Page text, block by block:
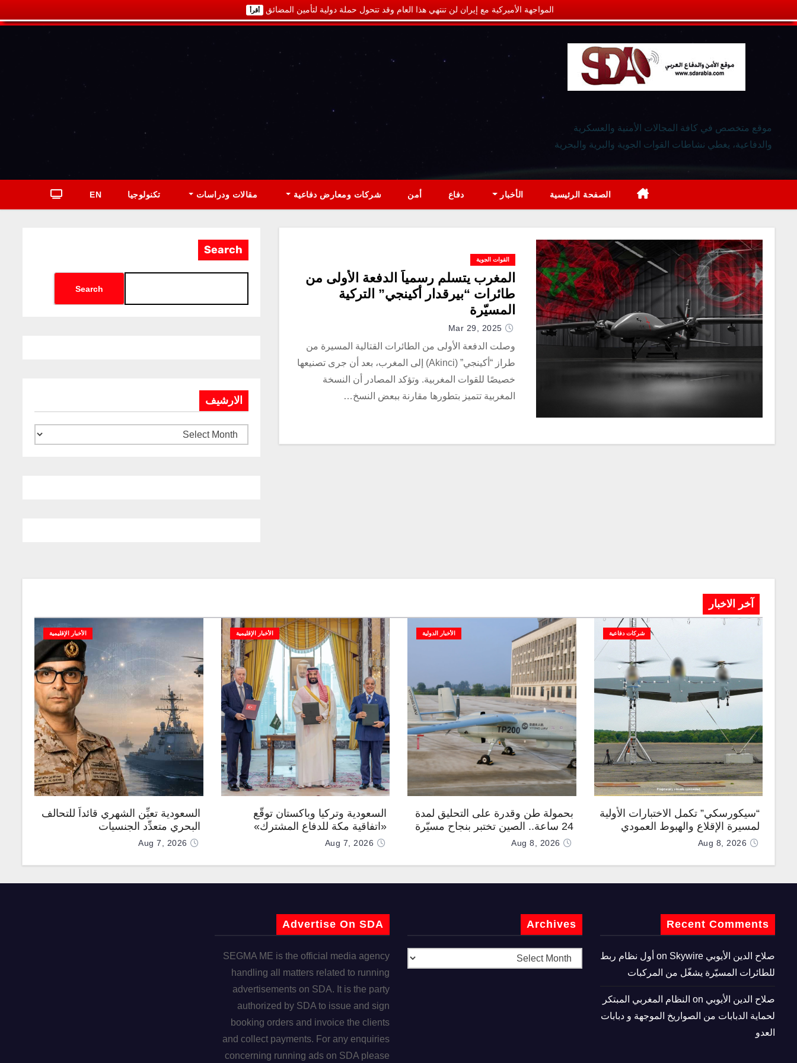
المواجهة الأميركية مع إيران لن تنتهي هذا العام وقد تتحول حملة دولية لتأمين المضائق أقرأ
موقع متخصص في كافة المجالات الأمنية والعسكرية
والدفاعية، يغطي نشاطات القوات الجوية والبرية والبحرية
الصفحة الرئيسية الأخبار دفاع أمن شركات ومعارض دفاعية مقالات ودراسات تكنولوجيا EN
القوات الجوية
المغرب يتسلم رسمياً الدفعة الأولى من
طائرات “بيرقدار أكينجي” التركية
المسيّرة
Mar 29, 2025
وصلت الدفعة الأولى من الطائرات القتالية المسيرة من
طراز “أكينجي” (Akinci) إلى المغرب، بعد أن جرى تصنيعها
خصيصًا للقوات المغربية. وتؤكد المصادر أن النسخة
المغربية تتميز بتطورها مقارنة ببعض النسخ…
Search
Search
الارشيف
آخر الاخبار
شركات دفاعية
“سيكورسكي” تكمل الاختبارات الأولية
لمسيرة الإقلاع والهبوط العمودي
“نوماد 100”Aug 8, 2026
الأخبار الدولية
بحمولة طن وقدرة على التحليق لمدة
24 ساعة.. الصين تختبر بنجاح مسيّرة
“TP200”
Aug 8, 2026
الأخبار الإقليمية
السعودية وتركيا وباكستان توقّع
«اتفاقية مكة للدفاع المشترك»
Aug 7, 2026
الأخبار الإقليمية
السعودية تعيِّن الشهري قائداً للتحالف
البحري متعدِّد الجنسيات
Aug 7, 2026
Recent Comments
صلاح الدين الأيوبي
Skywire أول نظام ربط
للطائرات المسيّرة يشغّل من المركبات
صلاح الدين الأيوبي
النظام المغربي المبتكر
لحماية الدبابات من الصواريخ الموجهة و دبابات
العدو
Archives
Advertise On SDA
SEGMA ME is the official media agency
handling all matters related to running
advertisements on SDA. It is the party
authorized by SDA to issue and sign
booking orders and invoice the clients
and collect payments. For any enquiries
concerning running ads on SDA please